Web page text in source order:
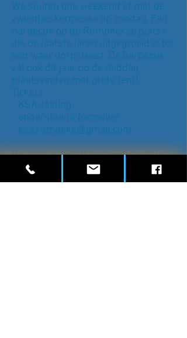
We sluiten ons weekend af met de
zwientjeskermesse op zondag. Een
barbecue op de Rumbeekse platse
die de laatste jaren uitgegroeid is tot
een waar dorpsfeest. De barbecue
zal ook dit jaar op de middag
plaatsvinden met grote tent!
Tickets:
- KSA-leiding
- onderstaand formulier
- ksa.rumbeke@gmail.com
Op zondag wordt opnieuw op rollen
gefietst en weten we tegen het eind